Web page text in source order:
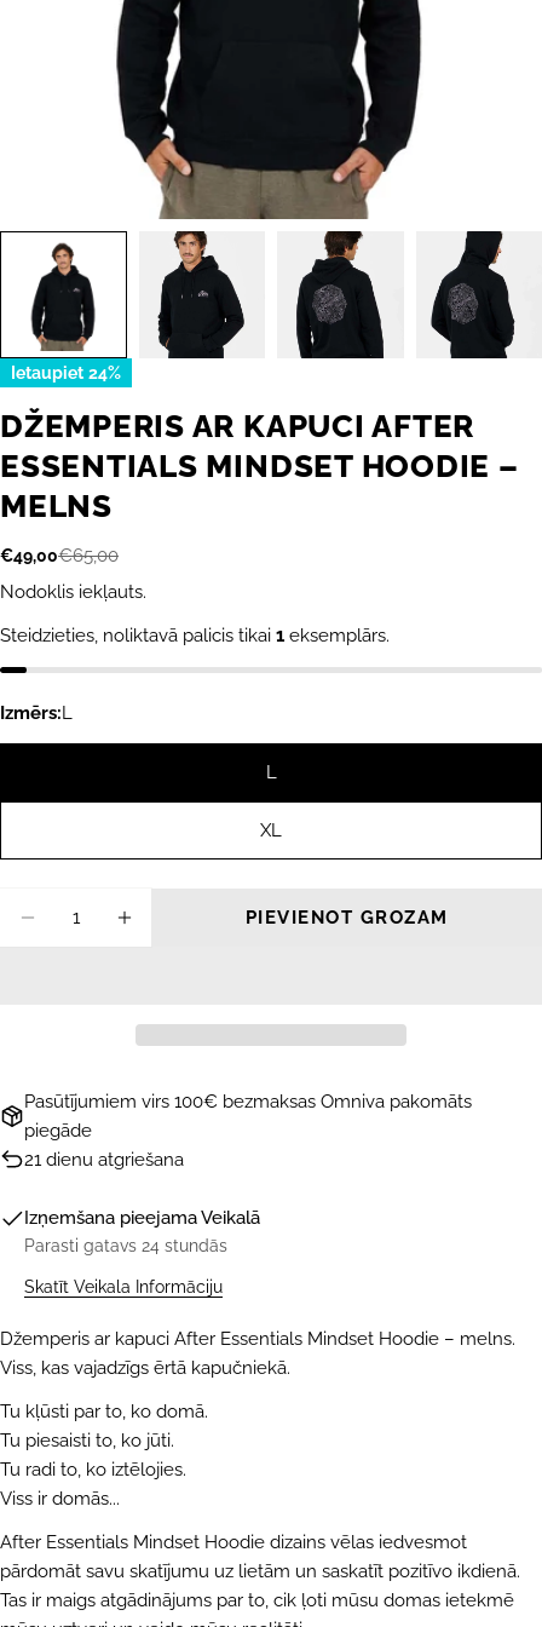
Ietaupiet 24%
DŽEMPERIS AR KAPUCI AFTER
ESSENTIALS MINDSET HOODIE –
MELNS
Akcijas
cena
€49,00
Parastā
cena
€65,00
Nodoklis iekļauts.
Steidzieties, noliktavā palicis tikai 1 eksemplārs.
Izmērs:L
L
XL
PIEVIENOT GROZAM
Pasūtījumiem virs 100€ bezmaksas Omniva pakomāts
piegāde
21 dienu atgriešana
Izņemšana pieejamaVeikalā
Parasti gatavs 24 stundās
Skatīt Veikala Informāciju
Džemperis ar kapuci After Essentials Mindset Hoodie – melns.
Viss, kas vajadzīgs ērtā kapučniekā.
Tu kļūsti par to, ko domā.
Tu piesaisti to, ko jūti.
Tu radi to, ko iztēlojies.
Viss ir domās...
After Essentials Mindset Hoodie dizains vēlas iedvesmot
pārdomāt savu skatījumu uz lietām un saskatīt pozitīvo ikdienā.
Tas ir maigs atgādinājums par to, cik ļoti mūsu domas ietekmē
Jūsu
vārds
Jūsu
e-
pasts